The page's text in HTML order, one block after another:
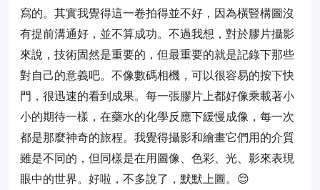
寫的。其實我覺得這一卷拍得並不好，因為橫豎構圖沒
有提前溝通好，並不算成功。不過我想，對於膠片攝影
來說，技術固然是重要的，但最重要的就是記錄下那些
對自己的意義吧。不像數碼相機，可以很容易的按下快
門，很迅速的看到成果。每一張膠片上都好像乘載著小
小的期待一樣，在藥水的化學反應下緩慢成像，每一次
都是那麼神奇的旅程。我覺得攝影和繪畫它們用的介質
雖是不同的，但同樣是在用圖像、色彩、光、影來表現
眼中的世界。好啦，不多說了，默默上圖。😌